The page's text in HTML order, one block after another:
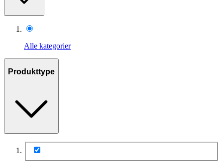
Alle kategorier
Produkttype